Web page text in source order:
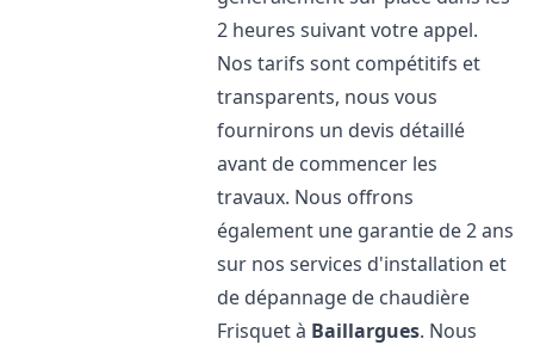
2 heures suivant votre appel.
Nos tarifs sont compétitifs et
transparents, nous vous
fournirons un devis détaillé
avant de commencer les
travaux. Nous offrons
également une garantie de 2 ans
sur nos services d'installation et
de dépannage de chaudière
Frisquet à Baillargues. Nous